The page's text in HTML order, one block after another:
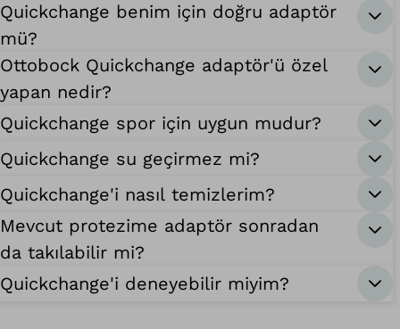
Quickchange benim için doğru adaptör
mü?
Ottobock Quickchange adaptör'ü özel
yapan nedir?
Quickchange spor için uygun mudur?
Quickchange su geçirmez mi?
Quickchange'i nasıl temizlerim?
Mevcut protezime adaptör sonradan
da takılabilir mi?
Quickchange'i deneyebilir miyim?